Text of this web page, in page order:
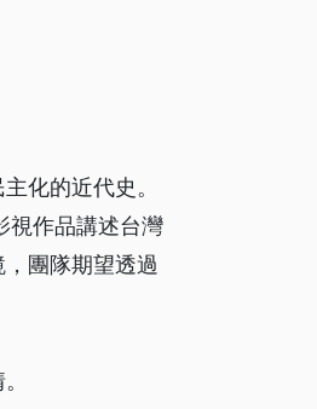
化的近代史。
視作品講述台灣
團隊期望透過